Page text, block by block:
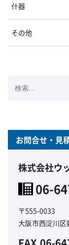
什器
その他
索:
お問合せ・見
株式会社ウ
06-
〒555-0033
大阪市西淀川区